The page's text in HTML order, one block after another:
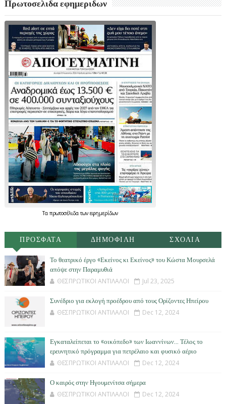
Πρωτοσελιδα εφημεριδων
Τα πρωτοσέλιδατων εφημερίδων
ΠΡΟΣΦΑΤΑ ΔΗΜΟΦΙΛΗ ΣΧΟΛΙΑ
Το θεατρικό έργο «Εκείνος κι Εκείνος» του Κώστα Μουρσελά
απόψε στην Παραμυθιά
ΘΕΣΠΡΩΤΙΚΟΙ ΑΝΤΙΛΑΛΟΙ Jul 23, 2025
Συνέδριο για εκλογή προέδρου από τους Ορίζοντες Ηπείρου
ΘΕΣΠΡΩΤΙΚΟΙ ΑΝΤΙΛΑΛΟΙ Dec 12, 2024
Εγκαταλείπεται το «οικόπεδο» των Ιωαννίνων… Τέλος το
ερευνητικό πρόγραμμα για πετρέλαιο και φυσικό αέριο
ΘΕΣΠΡΩΤΙΚΟΙ ΑΝΤΙΛΑΛΟΙ Dec 12, 2024
Ο καιρός στην Ηγουμενίτσα σήμερα
ΘΕΣΠΡΩΤΙΚΟΙ ΑΝΤΙΛΑΛΟΙ Dec 12, 2024